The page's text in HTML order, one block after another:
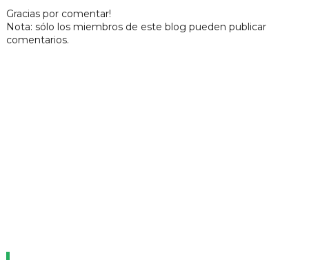
Gracias por comentar!
Nota: sólo los miembros de este blog pueden publicar
comentarios.